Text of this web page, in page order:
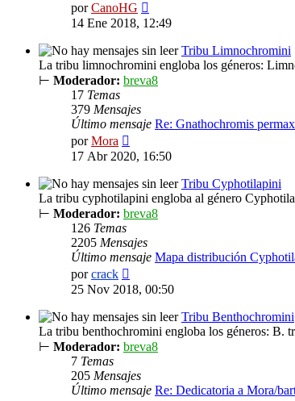
porCanoHG
último
14 Ene 2018, 12:49
Tribu Limnochromini
La tribu limnochromini engloba los géneros:
⊢ Moderador: breva8
17 Temas
379 Mensajes
Último mensaje Re: Gnathochromis
porMora
último
mensaje
17 Abr 2020, 16:50
Tribu Cyphotilapini
La tribu cyphotilapini engloba al género
⊢ Moderador: breva8
126 Temas
2205 Mensajes
Último mensaje Mapa distribución
porcrack
último
mensaje
25 Nov 2018, 00:50
Tribu Benthochromini
La tribu benthochromini engloba los géneros: B.
⊢ Moderador: breva8
7 Temas
205 Mensajes
Último mensaje Re: Dedicatoria a Mora/